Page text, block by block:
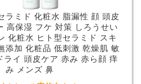
ラミド 化粧水 脂漏性 顔 頭皮
高保湿 フケ 対策 しろうせい
化粧水 ヒト型セラミド スキ
添加 化粧品 低刺激 乾燥肌 敏
ライ 頭皮ケア 赤み 赤ら顔 痒
み メンズ 鼻